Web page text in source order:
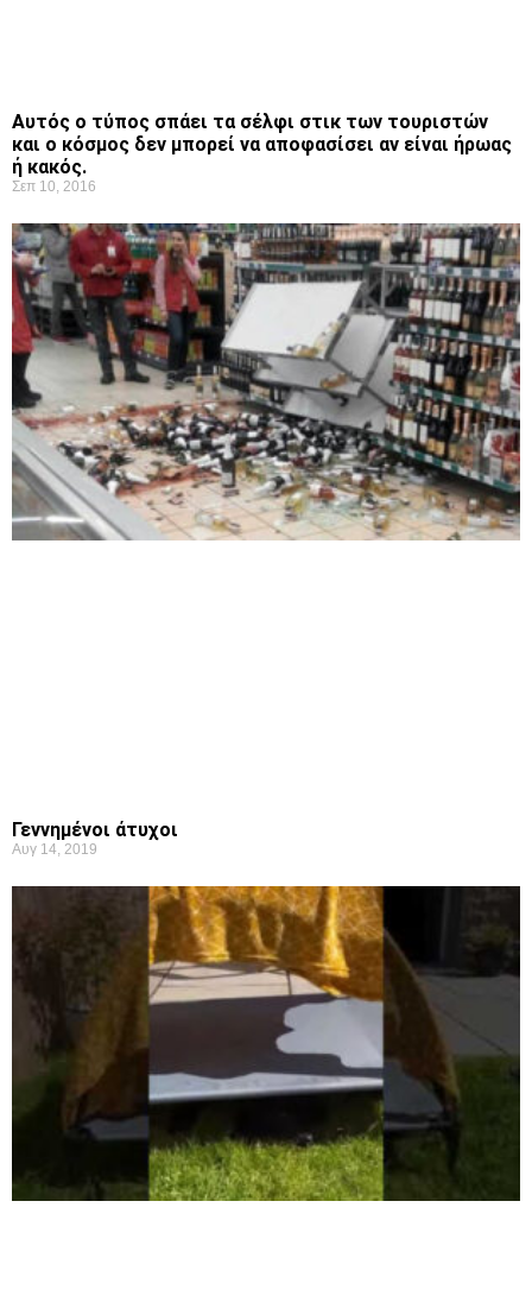
Αυτός ο τύπος σπάει τα σέλφι στικ των τουριστών
και ο κόσμος δεν μπορεί να αποφασίσει αν είναι ήρωας
ή κακός.
Σεπ 10, 2016
Γεννημένοι άτυχοι
Αυγ 14, 2019